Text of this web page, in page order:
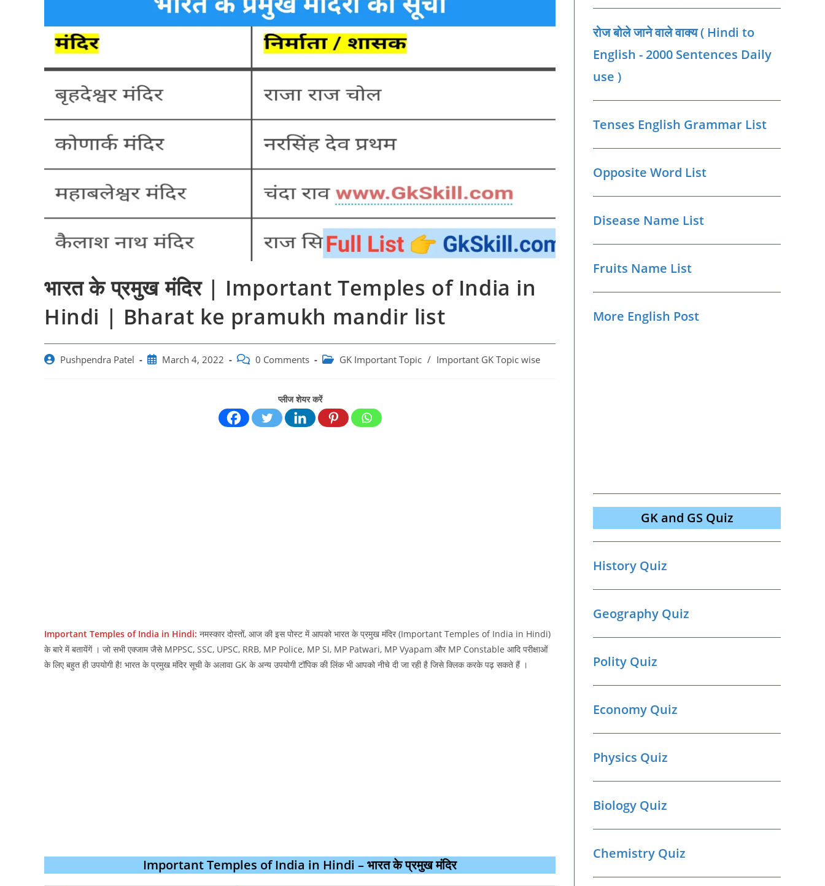
भारत के प्रमुख मंदिर | Important Temples of India in
Hindi | Bharat ke pramukh mandir list
Post Pushpendra Patel
PostMarch 4, 2022
Post 0 Comments
Post GK Important Topic / Important GK Topic wise
प्लीज शेयर करें
Important Temples of India in Hindi: नमस्‍कार दोस्‍तों, आज की इस पोस्‍ट में आपको भारत के प्रमुख मंदिर (Important Temples of India in Hindi)
के बारे में बतायेंगें । जो सभी एक्‍जाम जैसे MPPSC, SSC, UPSC, RRB, MP Police, MP SI, MP Patwari, MP Vyapam और MP Constable आदि परीक्षाओं
के लिए बहुत ही उपयोगी है! भारत के प्रमुख मंदिर सूची के अलावा GK के अन्‍य उपयोगी टॉपिक की लिंक भी आपको नीचे दी जा रही है जिसे क्लिक करके पढ़ सकते हैं ।
Important Temples of India in Hindi – भारत के प्रमुख मंदिर
रोज बोले जाने वाले वाक्‍य ( Hindi to
English - 2000 Sentences Daily
use )
Tenses English Grammar List
Opposite Word List
Disease Name List
Fruits Name List
More English Post
GK and GS Quiz
History Quiz
Geography Quiz
Polity Quiz
Economy Quiz
Physics Quiz
Biology Quiz
Chemistry Quiz